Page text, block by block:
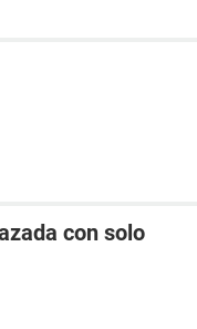
con solo